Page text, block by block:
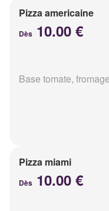
Pizza americaine
Dès 10.00 €
Base tomate,
Pizza miami
Dès 10.00 €